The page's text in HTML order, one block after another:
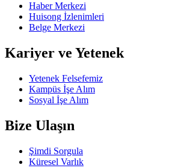
Haber Merkezi
Huisong İzlenimleri
Belge Merkezi
Kariyer ve Yetenek
Yetenek Felsefemiz
Kampüs İşe Alım
Sosyal İşe Alım
Bize Ulaşın
Şimdi Sorgula
Küresel Varlık